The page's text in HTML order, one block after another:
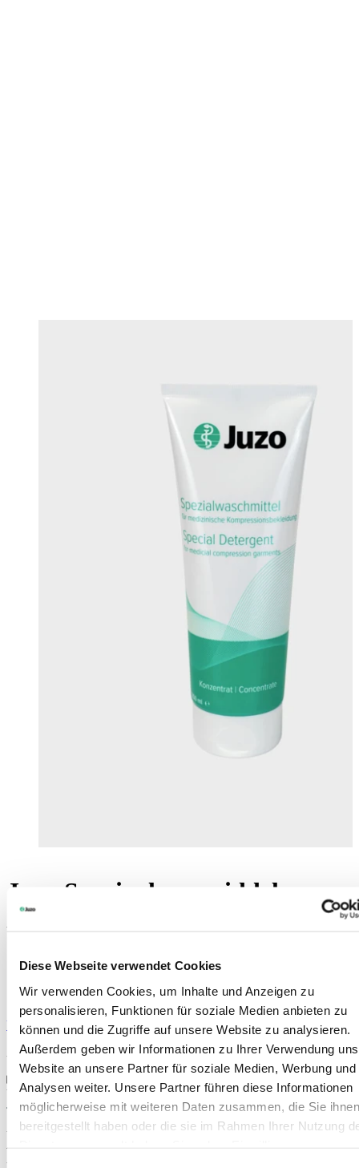
Diese Webseite verwendet Cookies
Wir verwenden Cookies, um Inhalte und Anzeigen zu
personalisieren, Funktionen für soziale Medien anbieten zu
können und die Zugriffe auf unsere Website zu analysieren.
Außerdem geben wir Informationen zu Ihrer Verwendung
Website an unsere Partner für soziale Medien, Werbung und
Analysen weiter. Unsere Partner führen diese Informationen
möglicherweise mit weiteren Daten zusammen, die Sie ihnen
bereitgestellt haben oder die sie im Rahmen Ihrer Nutzung
Juzo Speciaal wasmiddel
Voor medische compressiekousen en elastische weefsels
Ongeparfumeerd en huidvriendelijk
Voor een langere levensduur van de compressie
Geschikt voor hand- en machinewas
Vind uw lokale leverancier
Art. 9000
Voor vakhandelaren
Vaak wassen verhoogt de houdbaarheid en verlengt de levensduur
van uw compressiekousen en elastische weefsels. Het speciale
wasmiddel van Juzo is